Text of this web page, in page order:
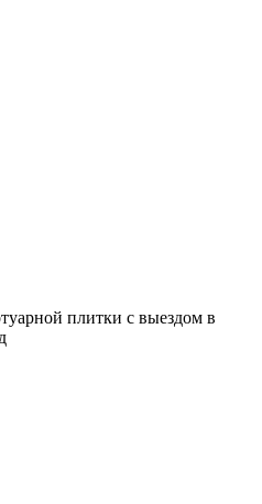
плитки с выездом в